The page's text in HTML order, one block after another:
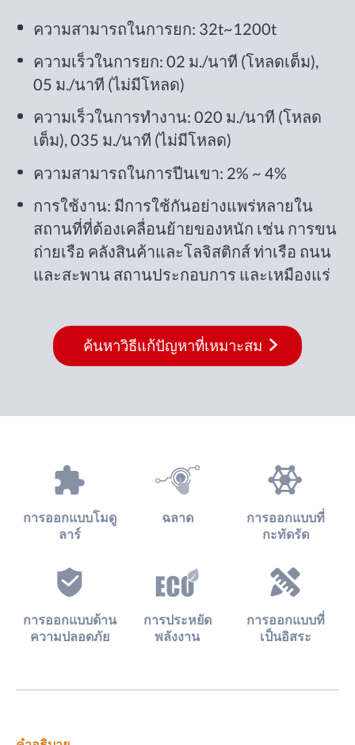
ความสามารถในการยก: 32t~1200t
ความเร็วในการยก: 02 ม./นาที (โหลดเต็ม),
05 ม./นาที (ไม่มีโหลด)
ความเร็วในการทำงาน: 020 ม./นาที (โหลด
เต็ม), 035 ม./นาที (ไม่มีโหลด)
ความสามารถในการปีนเขา: 2% ~ 4%
การใช้งาน: มีการใช้กันอย่างแพร่หลายใน
สถานที่ที่ต้องเคลื่อนย้ายของหนัก เช่น การขน
ถ่ายเรือ คลังสินค้าและโลจิสติกส์ ท่าเรือ ถนน
และสะพาน สถานประกอบการ และเหมืองแร่
ค้นหาวิธีแก้ปัญหาที่เหมาะสม
การออกแบบโมดู
ลาร์
ฉลาด
การออกแบบที่
กะทัดรัด
การออกแบบด้าน
ความปลอดภัย
การประหยัด
พลังงาน
การออกแบบที่
เป็นอิสระ